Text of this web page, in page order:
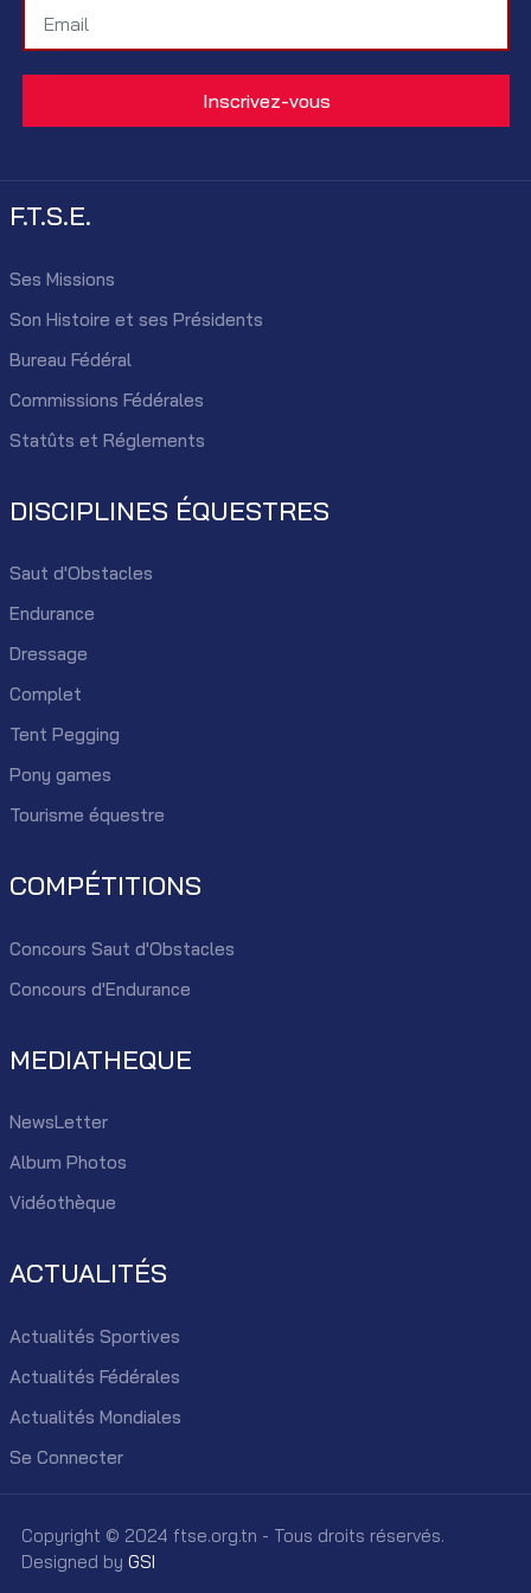
F.T.S.E.
Ses Missions
Son Histoire et ses Présidents
Bureau Fédéral
Commissions Fédérales
Statûts et Réglements
DISCIPLINES ÉQUESTRES
Saut d'Obstacles
Endurance
Dressage
Complet
Tent Pegging
Pony games
Tourisme équestre
COMPÉTITIONS
Concours Saut d'Obstacles
Concours d'Endurance
MEDIATHEQUE
NewsLetter
Album Photos
Vidéothèque
ACTUALITÉS
Actualités Sportives
Actualités Fédérales
Actualités Mondiales
Se Connecter
Copyright © 2024 ftse.org.tn - Tous droits réservés.
Designed by GSI